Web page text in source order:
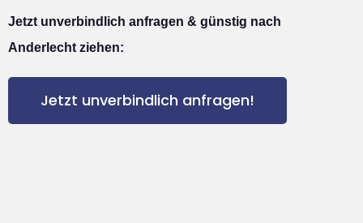
Jetzt unverbindlich anfragen & günstig nach
Anderlecht ziehen:
Jetzt unverbindlich anfragen!